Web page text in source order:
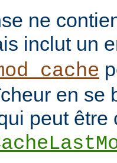
ne
inclut un
en se
peut